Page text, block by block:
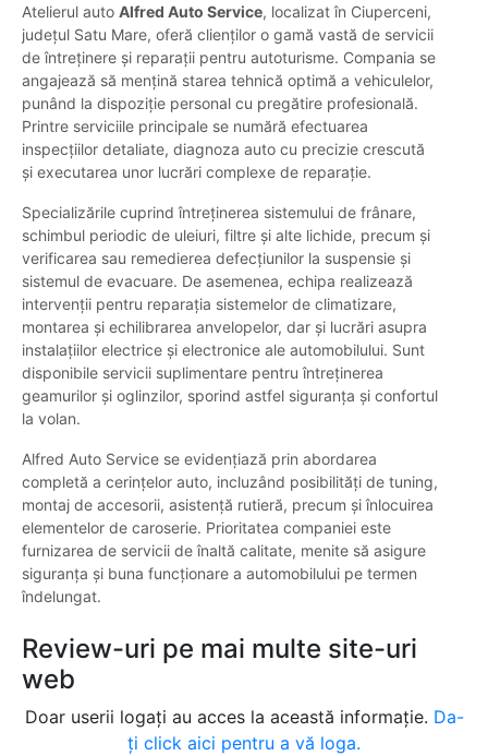
Atelierul auto Alfred Auto Service, localizat în Ciuperceni,
județul Satu Mare, oferă clienților o gamă vastă de servicii
de întreținere și reparații pentru autoturisme. Compania se
angajează să mențină starea tehnică optimă a vehiculelor,
punând la dispoziție personal cu pregătire profesională.
Printre serviciile principale se numără efectuarea
inspecțiilor detaliate, diagnoza auto cu precizie crescută
și executarea unor lucrări complexe de reparație.
Specializările cuprind întreținerea sistemului de frânare,
schimbul periodic de uleiuri, filtre și alte lichide, precum și
verificarea sau remedierea defecțiunilor la suspensie și
sistemul de evacuare. De asemenea, echipa realizează
intervenții pentru reparația sistemelor de climatizare,
montarea și echilibrarea anvelopelor, dar și lucrări asupra
instalațiilor electrice și electronice ale automobilului. Sunt
disponibile servicii suplimentare pentru întreținerea
geamurilor și oglinzilor, sporind astfel siguranța și confortul
la volan.
Alfred Auto Service se evidențiază prin abordarea
completă a cerințelor auto, incluzând posibilități de tuning,
montaj de accesorii, asistență rutieră, precum și înlocuirea
elementelor de caroserie. Prioritatea companiei este
furnizarea de servicii de înaltă calitate, menite să asigure
siguranța și buna funcționare a automobilului pe termen
îndelungat.
Review-uri pe mai multe site-uri
web
Doar userii logați au acces la această informație. Da-
ți click aici pentru a vă loga.